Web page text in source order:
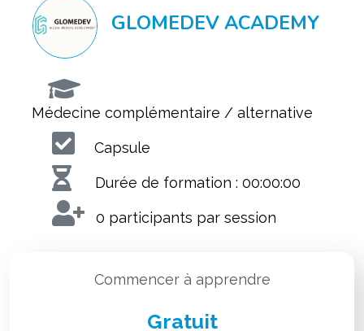
GLOMEDEV ACADEMY
Médecine complémentaire / alternative
Capsule
Durée de formation : 00:00:00
0 participants par session
Commencer à apprendre
Gratuit